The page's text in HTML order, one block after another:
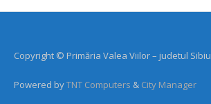
Copyright © Primăria Valea Viilor – judetul Sibiu
Powered byTNT Computers & City Manager